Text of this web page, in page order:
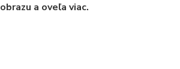
a oveľa viac.